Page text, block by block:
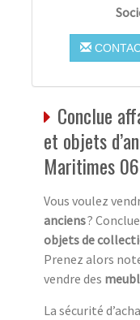
Conclue
et objets
Maritimes 06
Vous voulez
anciens?
objets de
Prenez alors
vendre des
La sécurité